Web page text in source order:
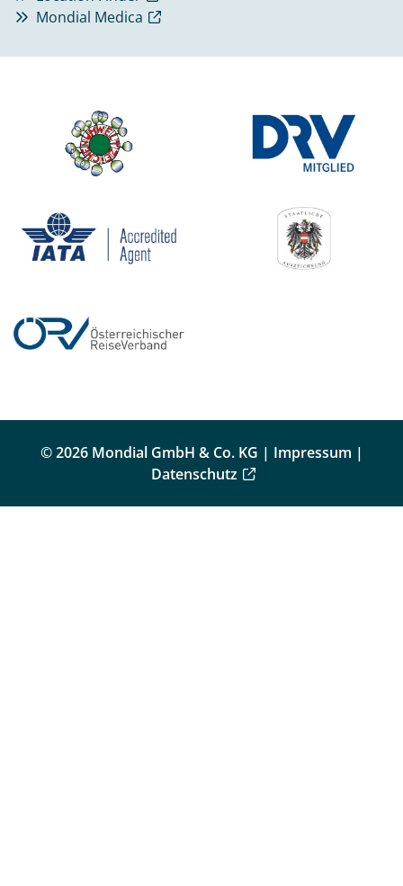
Mondial Medica
© 2026 Mondial GmbH & Co. KG | Impressum |
Datenschutz